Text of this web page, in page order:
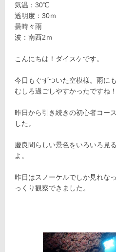
気温：30℃
透明度：30ｍ
曇時々雨
波：南西2ｍ
こんにちは！ダイスケです。
今日もぐずついた空模様。雨に
むしろ過ごしやすかったですね！
昨日から引き続きの初心者コー
した。
慶良間らしい景色をいろいろ見
よ。
昨日はスノーケルでしか見れな
っくり観察できました。